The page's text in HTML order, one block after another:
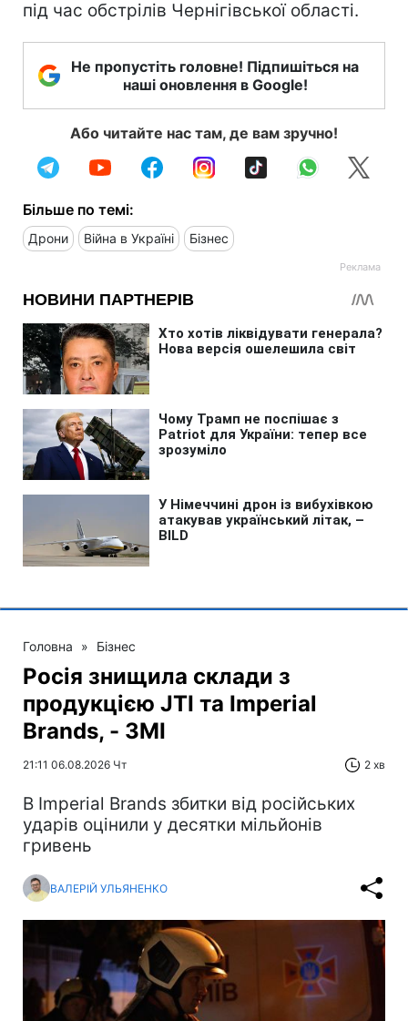
під час обстрілів Чернігівської області.
Не пропустіть головне! Підпишіться на
наші оновлення в Google!
Або читайте нас там, де вам зручно!
Більше по темі:
Дрони Війна в Україні Бізнес
Головна » Бізнес
Росія знищила склади з
продукцією JTI та Imperial
Brands, - ЗМІ
21:11 06.08.2026 Чт 2 хв
В Imperial Brands збитки від російських
ударів оцінили у десятки мільйонів
гривень
ВАЛЕРІЙ УЛЬЯНЕНКО